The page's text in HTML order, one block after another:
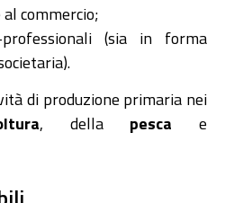
commercio;
(sia in forma
di produzione primaria nei
, della pesca e